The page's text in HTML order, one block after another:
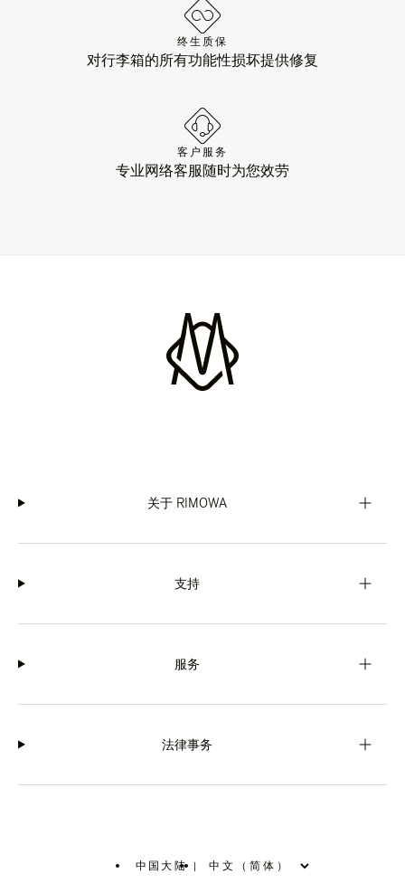
终生质保
对行李箱的所有功能性损坏提供修复
客户服务
专业网络客服随时为您效劳
关于 RIMOWA
支持
服务
法律事务
中国大陆 |